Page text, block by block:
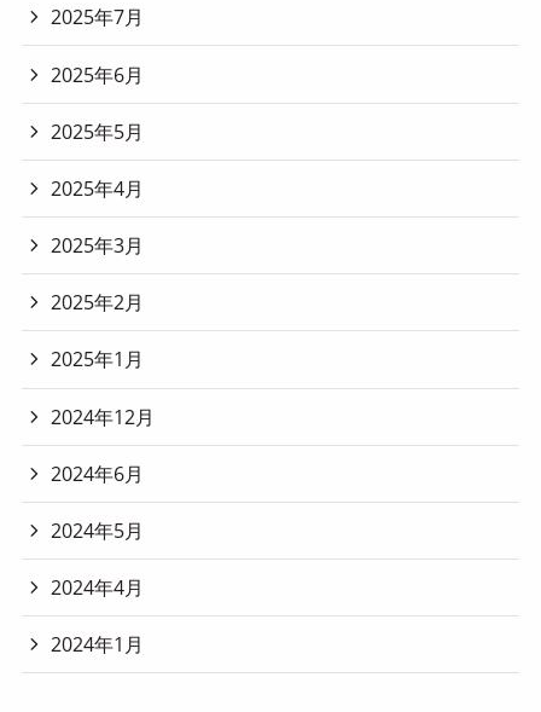
2025年7月
2025年6月
2025年5月
2025年4月
2025年3月
2025年2月
2025年1月
2024年12月
2024年6月
2024年5月
2024年4月
2024年1月